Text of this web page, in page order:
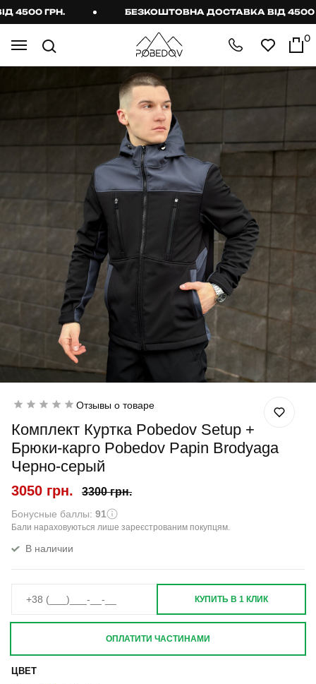
ГРН. БЕЗКОШТОВНА ДОСТАВКА ВІД 4500
0
Отзывы о товаре
Комплект Куртка Pobedov Setup +
Брюки-карго Pobedov Papin Brodyaga
Черно-серый
3050 грн. 3300 грн.
Бонусные баллы: 91
Бали нараховуються лише зареєстрованим покупцям.
В наличии
ЦВЕТ
КУПИТЬ В 1 КЛИК
ОПЛАТИТИ ЧАСТИНАМИ